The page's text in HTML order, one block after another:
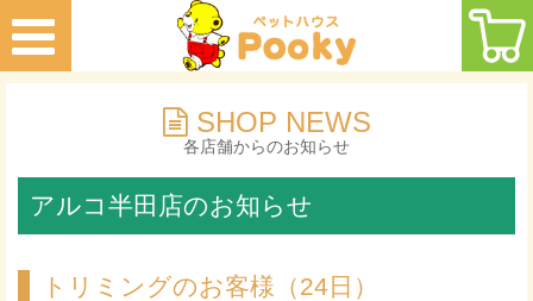
SHOP NEWS
各店舗からのお知らせ
アルコ半田店のお知らせ
トリミングのお客様（24日）